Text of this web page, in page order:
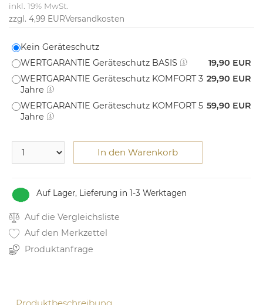
inkl. 19% MwSt.
zzgl. 4,99 EURVersandkosten
Auf Lager, Lieferung in 1-3 Werktagen
Kein Geräteschutz
WERTGARANTIE Geräteschutz BASIS
19,90 EUR
WERTGARANTIE Geräteschutz KOMFORT 3
Jahre
29,90 EUR
WERTGARANTIE Geräteschutz KOMFORT 5
Jahre
59,90 EUR
In den Warenkorb
Auf die Vergleichsliste
Auf den Merkzettel
Produktanfrage